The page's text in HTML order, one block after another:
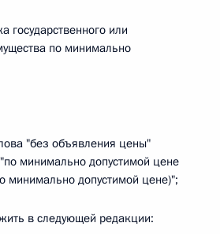
государственного или
по минимально
"без объявления цены"
минимально допустимой цене
минимально допустимой цене)";
в следующей редакции: